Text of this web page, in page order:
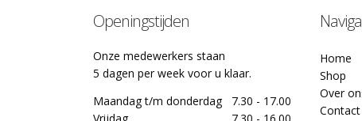
Openingstijden
Onze medewerkers staan
5 dagen per week voor u klaar.
Maandag t/m donderdag
7.30 - 17.00
Home
Shop
Over
Contact